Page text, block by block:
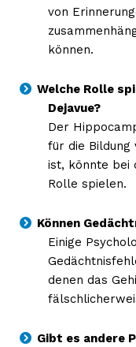
von
können.
Welche Rolle
Dejavue?
Der
für die
ist, könnte bei
Rolle spielen.
Können
Einige
denen das
Gibt es andere